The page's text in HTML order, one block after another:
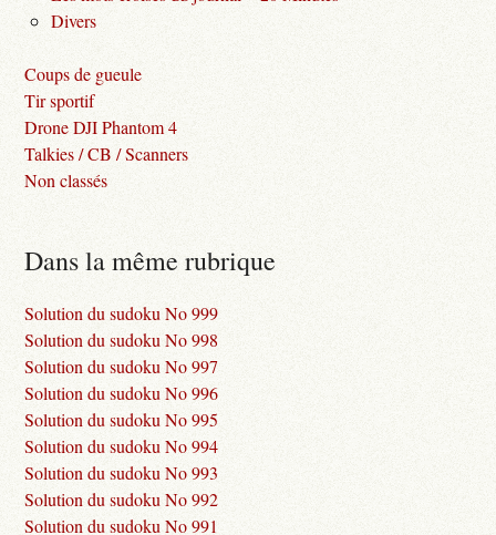
Divers
Coups de gueule
Tir sportif
Drone DJI Phantom 4
Talkies / CB / Scanners
Non classés
Dans la même rubrique
Solution du sudoku No 999
Solution du sudoku No 998
Solution du sudoku No 997
Solution du sudoku No 996
Solution du sudoku No 995
Solution du sudoku No 994
Solution du sudoku No 993
Solution du sudoku No 992
Solution du sudoku No 991